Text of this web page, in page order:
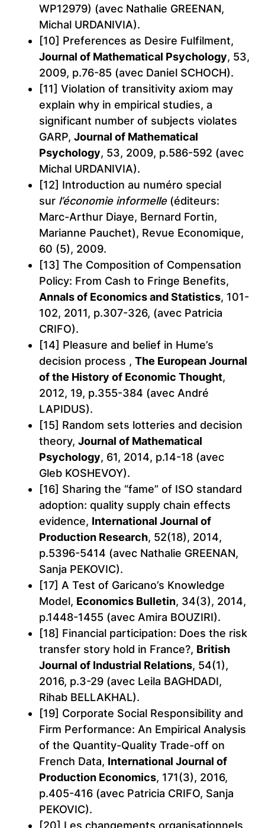
WP12979) (avec Nathalie GREENAN,
Michal URDANIVIA).
[10] Preferences as Desire Fulfilment,
Journal of Mathematical Psychology, 53,
2009, p.76-85 (avec Daniel SCHOCH).
[11] Violation of transitivity axiom may
explain why in empirical studies, a
significant number of subjects violates
GARP, Journal of Mathematical
Psychology, 53, 2009, p.586-592 (avec
Michal URDANIVIA).
[12] Introduction au numéro special
sur l’économie informelle(éditeurs:
Marc-Arthur Diaye, Bernard Fortin,
Marianne Pauchet), Revue Economique,
60 (5), 2009.
[13] The Composition of Compensation
Policy: From Cash to Fringe Benefits,
Annals of Economics and Statistics, 101-
102, 2011, p.307-326, (avec Patricia
CRIFO).
[14] Pleasure and belief in Hume’s
decision process , The European Journal
of the History of Economic Thought,
2012, 19, p.355-384 (avec André
LAPIDUS).
[15] Random sets lotteries and decision
theory, Journal of Mathematical
Psychology, 61, 2014, p.14-18 (avec
Gleb KOSHEVOY).
[16] Sharing the “fame” of ISO standard
adoption: quality supply chain effects
evidence, International Journal of
Production Research, 52(18), 2014,
p.5396-5414 (avec Nathalie GREENAN,
Sanja PEKOVIC).
[17] A Test of Garicano’s Knowledge
Model, Economics Bulletin, 34(3), 2014,
p.1448-1455 (avec Amira BOUZIRI).
[18] Financial participation: Does the risk
transfer story hold in France?, British
Journal of Industrial Relations, 54(1),
2016, p.3-29 (avec Leila BAGHDADI,
Rihab BELLAKHAL).
[19] Corporate Social Responsibility and
Firm Performance: An Empirical Analysis
of the Quantity-Quality Trade-off on
French Data, International Journal of
Production Economics, 171(3), 2016,
p.405-416 (avec Patricia CRIFO, Sanja
PEKOVIC).
[20] Les changements organisationnels